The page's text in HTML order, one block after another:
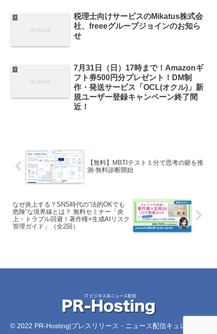
it
税理士向けサービスのMikatus株式会
社、freeeグループジョインのお知ら
せ
it
7月31日（日）17時まで！Amazonギ
フト券500円分プレゼント！DM制
作・発送サービス「OCL(オクル)」新
規ユーザー登録キャンペーン終了間
近！
【無料】MBTIテスト１分で思考の癖を推
測‐無料診断開始
なぜ炎上する？SNS時代の“法的OKでも
危険”な境界線とは？ 無料セミナー「炎
上・トラブル回避！著作権×生成AIリスク
管理ガイド」（全2回）
© 2022 PR-Hosting|プレスリリース・ニュース配信キュレーショ